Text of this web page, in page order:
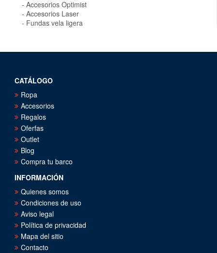
Accesorios Optimist
Accesorios Laser
Fundas vela ligera
CATÁLOGO
Ropa
Accesorios
Regalos
Oferfas
Outlet
Blog
Compra tu barco
INFORMACIÓN
Quienes somos
Condiciones de uso
Aviso legal
Política de privacidad
Mapa del sitio
Contacto